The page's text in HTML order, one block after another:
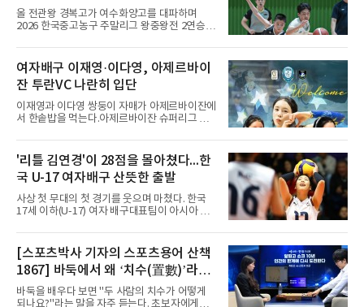
으로 제압했다. 일본과 대만에 이어 마카오까지
꺾은 한국은 조별리그 전승으로 준결승 티켓을
손에 넣었다.공격은 고르게 터졌다. 김요한(삼성
육부대)이 9득점으로 힘을 보탰다.대표팀은 8일
오후 8시 30분 A조 2위와 결승
전 결승토너먼트 확정
올 전관왕 경복고가 여수화양고를 대파하며
2026 한국중고농구 주말리그 왕중왕전 2연승을
7일 전남 해남 구교체육관에서 열린 대회 남고
부 H조 예선 2차전에서 박지오(26점)와 김호원
(22점)의 활약을 앞세워 여수화양고를 94-59로
완파했다. 이로써 경복고는 예선 2전 전승을 기
록하며 조 1위로 결승 토너먼트에 진출했다.경
복고는 1쿼터 초반부터 박지오의 높은 슛 성공
률을 앞세워 공격을 주도하며 24-15로 기선을
후반 들어 내·외곽에서 고른 득점포를 가동하며
점수 차를 크게 벌려 여유 있게 승
여자배구 이재영·이다영, 아제르바이
잔 투란VC 나란히 입단
이재영과 이다영 쌍둥이 자매가 아제르바이잔에
서 한솥밥을 먹는다.아제르바이잔 슈퍼리그 투
일 이다영과도 계약했다고 발표했다. 구단은 이
다영이 2026-2027시즌 투란 소속으로 활약할
예정이라고 전했다.두 선수가 국내를 떠난 것은
2021년이다. V리그 흥국생명 소속이던 당시 중
학교 시절 학교 폭력을 행사했다는 폭로가 나오
면서 한국 배구계를 등졌다.이재영의 해외 여정
은 순탄치 않았다. 2021년 말 그리스 PAOK 테
리그 빅토리아 히메지에 합류했다가 지난 5월
팀을 떠났다.이다영은 더 많은 무대를
'리틀 김연경'이 28점을 몰아쳤다...한
국 U-17 여자배구 산뜻한 출발
사상 첫 무대의 첫 경기를 웃으며 마쳤다. 한국
17세 이하(U-17) 여자 배구대표팀이 아시아 챔
전을 승리로 장식했다.이승여 감독이 이끄는 한
국은 7일(한국시간) 칠레 로스 안데스의 리세오
믹스토 체육관에서 열린 2026 국제배구연맹
(FIVB) U-17 여자 세계선수권대회 조별리그 D조
1차전에서 푸에르토리코를 3-1(25-10 25-23
19-25 26-24)로 이겼다.승리의 중심에는 '리틀
[스포츠박사 기자의 스포츠용어 산책
1867] 바둑에서 왜 ‘치수(置數)’라고
말할까
바둑을 배우다 보면 "두 사람의 치수가 어떻게
되나요?"라는 말을 자주 듣는다. 초보자에게는